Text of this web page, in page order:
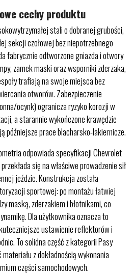
cechy produktu
stali o dobranej grubości,
sekcji czołowej bez niepotrzebnego
fabrycznie odtworzone gniazda i otwory
zamek maski oraz wsporniki zderzaka,
trafiają na swoje miejsca bez
otworów. Zabezpieczenie
ocynk) ogranicza ryzyko korozji w
a starannie wykończone krawędzie
późniejsze prace blacharsko-lakiernicze.
odpowiada specyfikacji Chevrolet
się na właściwe prowadzenie sił
jeździe. Konstrukcja została
sportowej: po montażu łatwiej
maską, zderzakiem i błotnikami, co
Dla użytkownika oznacza to
ustawienie reflektorów i
To solidna część z kategorii Pasy
z dokładnością wykonania
części samochodowych.